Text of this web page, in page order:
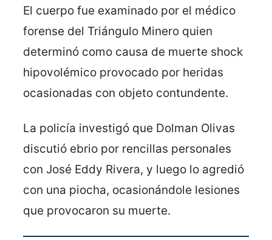
El cuerpo fue examinado por el médico
forense del Triángulo Minero quien
determinó como causa de muerte shock
hipovolémico provocado por heridas
ocasionadas con objeto contundente.
La policía investigó que Dolman Olivas
discutió ebrio por rencillas personales
con José Eddy Rivera, y luego lo agredió
con una piocha, ocasionándole lesiones
que provocaron su muerte.